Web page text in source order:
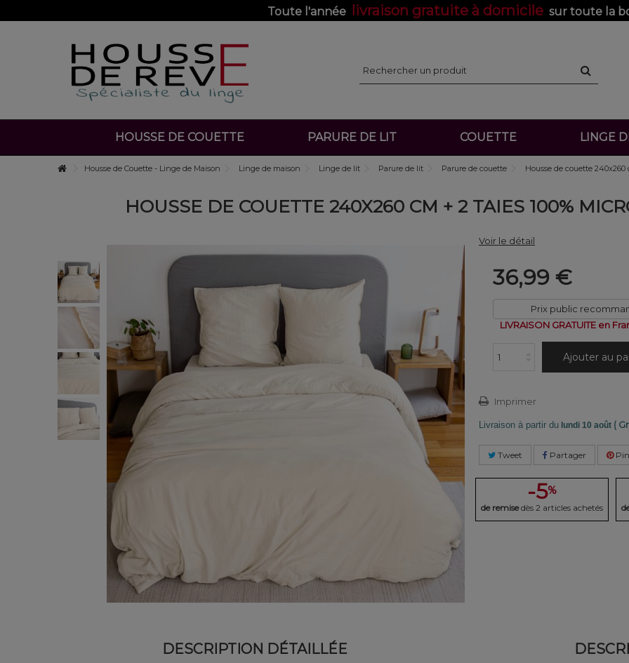
Toute l'année livraison gratuite à domicile sur toute la
HOUSSE DE COUETTE PARURE DE LIT COUETTE LINGE
Housse de Couette - Linge de Maison Linge de maison Linge de lit Parure de lit Parure de couette Housse de couette 240x260
HOUSSE DE COUETTE 240X260 CM + 2 TAIES 100%
Voir le détail
36,99 €
Prix public
LIVRAISON GRATUITE en
Ajouter au
Imprimer
Livraison à partir du lundi 10 août (
Tweet Partager
-5%
de remise dès 2 articles achetés
DESCRIPTION DÉTAILLÉE